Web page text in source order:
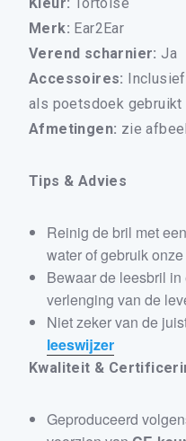
ALLE
ALLE
DRUPPELBRILLEN
CONTACT
0
WINKELMAND
Merk: Ear2Ear
Verend scharnier: Ja
Accessoires:
als poetsdoek gebruikt
Afmetingen: zie
Tips & Advies
Reinig de bril met
water of gebruik
Bewaar de leesbril
verlenging van de
Niet zeker van de
leeswijzer
Kwaliteit &
Geproduceerd